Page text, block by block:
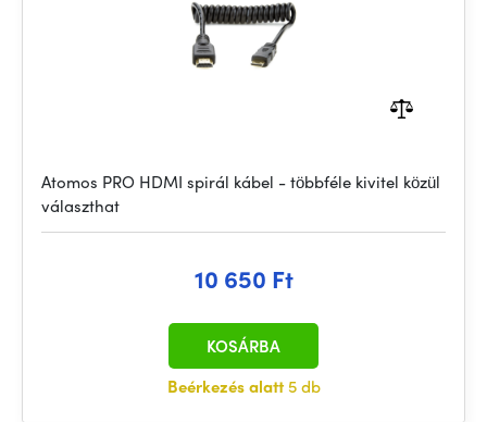
Atomos PRO HDMI spirál kábel - többféle kivitel közül
választhat
10 650 Ft
Beérkezés alatt5 db
KOSÁRBA